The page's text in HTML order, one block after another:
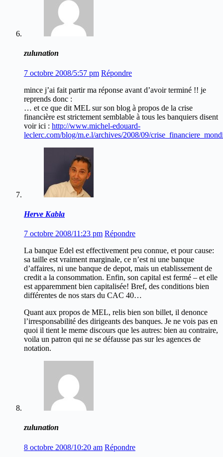
zulunation
7 octobre 2008/5:57 pm Répondre
mince j’ai fait partir ma réponse avant d’avoir terminé !! je
reprends donc :
… et ce que dit MEL sur son blog à propos de la crise
financière est strictement semblable à tous les banquiers disent
voir ici : http://www.michel-edouard-
leclerc.com/blog/m.e.l/archives/2008/09/
Herve Kabla
7 octobre 2008/11:23 pm Répondre
La banque Edel est effectivement peu connue, et pour cause:
sa taille est vraiment marginale, ce n’est ni une banque
d’affaires, ni une banque de depot, mais un etablissement de
credit a la consommation. Enfin, son capital est fermé – et elle
est apparemment bien capitalisée! Bref, des conditions bien
différentes de nos stars du CAC 40…
Quant aux propos de MEL, relis bien son billet, il denonce
l’irresponsabilité des dirigeants des banques. Je ne vois pas en
quoi il tient le meme discours que les autres: bien au contraire,
voila un patron qui ne se défausse pas sur les agences de
notation.
zulunation
8 octobre 2008/10:20 am Répondre